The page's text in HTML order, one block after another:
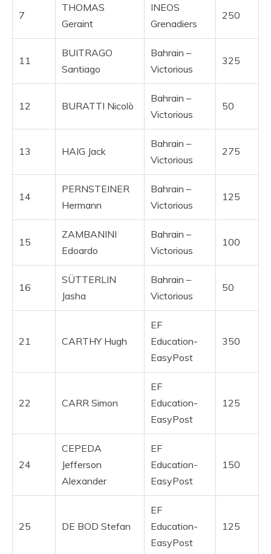
7
THOMAS
Geraint
INEOS
Grenadiers
250
11
BUITRAGO
Santiago
Bahrain –
Victorious
325
12 BURATTI Nicolò
Bahrain –
Victorious
50
13 HAIG Jack
Bahrain –
Victorious
275
14
PERNSTEINER
Hermann
Bahrain –
Victorious
125
15
ZAMBANINI
Edoardo
Bahrain –
Victorious
100
16
SÜTTERLIN
Jasha
Bahrain –
Victorious
50
21 CARTHY Hugh
EF
Education-
EasyPost
350
22 CARR Simon
EF
Education-
EasyPost
125
24
CEPEDA
Jefferson
Alexander
EF
Education-
EasyPost
150
25 DE BOD Stefan
EF
Education-
EasyPost
125